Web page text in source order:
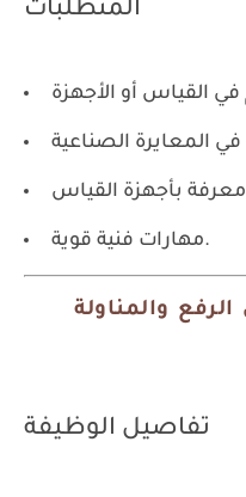
المتطلبات
مهارات فنية قوية.
والمناولة
تفاصيل الوظيفة